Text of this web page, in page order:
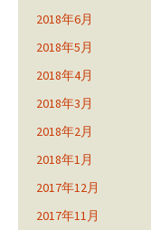
2018年6月
2018年5月
2018年4月
2018年3月
2018年2月
2018年1月
2017年12月
2017年11月